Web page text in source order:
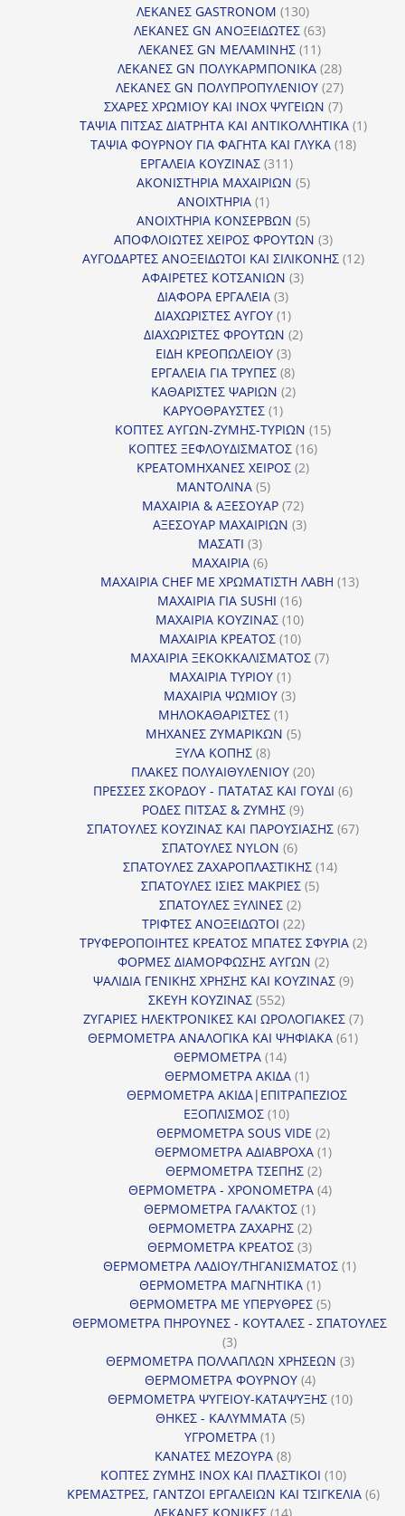
ΛΕΚΑΝΕΣ GASTRONOM 130130
προϊόντα
ΛΕΚΑΝΕΣ GN ΑΝΟΞΕΙΔΩΤΕΣ 6363
ΛΕΚΑΝΕΣ GN ΜΕΛΑΜΙΝΗΣ 1111
προϊόντα
ΛΕΚΑΝΕΣ GN ΠΟΛΥΚΑΡΜΠΟΝΙΚΑ 2828
προϊόντα
ΛΕΚΑΝΕΣ GN ΠΟΛΥΠΡΟΠΥΛΕΝΙΟΥ 2727
προϊόντα
ΣΧΑΡΕΣ ΧΡΩΜΙΟΥ ΚΑΙ INOX ΨΥΓΕΙΩΝ 77
προϊόντα
ΤΑΨΙΑ ΠΙΤΣΑΣ ΔΙΑΤΡΗΤΑ ΚΑΙ ΑΝΤΙΚΟΛΛΗΤΙΚΑ 11
ΤΑΨΙΑ ΦΟΥΡΝΟΥ ΓΙΑ ΦΑΓΗΤΑ ΚΑΙ ΓΛΥΚΑ 1818
ΕΡΓΑΛΕΙΑ ΚΟΥΖΙΝΑΣ 311311
προϊόντα
ΑΚΟΝΙΣΤΗΡΙΑ ΜΑΧΑΙΡΙΩΝ 55
ΑΝΟΙΧΤΗΡΙΑ 11
προϊόν
ΑΝΟΙΧΤΗΡΙΑ ΚΟΝΣΕΡΒΩΝ 55
προϊόντα
ΑΠΟΦΛΟΙΩΤΕΣ ΧΕΙΡΟΣ ΦΡΟΥΤΩΝ 33
προϊόντα
ΑΥΓΟΔΑΡΤΕΣ ΑΝΟΞΕΙΔΩΤΟΙ ΚΑΙ ΣΙΛΙΚΟΝΗΣ 1212
ΑΦΑΙΡΕΤΕΣ ΚΟΤΣΑΝΙΩΝ 33
ΔΙΑΦΟΡΑ ΕΡΓΑΛΕΙΑ 33
προϊόντα
ΔΙΑΧΩΡΙΣΤΕΣ ΑΥΓΟΥ 11
προϊόν
ΔΙΑΧΩΡΙΣΤΕΣ ΦΡΟΥΤΩΝ 22
ΕΙΔΗ ΚΡΕΟΠΩΛΕΙΟΥ 33
προϊόντα
ΕΡΓΑΛΕΙΑ ΓΙΑ ΤΡΥΠΕΣ 88
προϊόντα
ΚΑΘΑΡΙΣΤΕΣ ΨΑΡΙΩΝ 22
ΚΑΡΥΟΘΡΑΥΣΤΕΣ 11
προϊόν
ΚΟΠΤΕΣ ΑΥΓΩΝ-ΖΥΜΗΣ-ΤΥΡΙΩΝ 1515
ΚΟΠΤΕΣ ΞΕΦΛΟΥΔΙΣΜΑΤΟΣ 1616
ΚΡΕΑΤΟΜΗΧΑΝΕΣ ΧΕΙΡΟΣ 22
ΜΑΝΤΟΛΙΝΑ 55
προϊόντα
ΜΑΧΑΙΡΙΑ & ΑΞΕΣΟΥΑΡ 7272
προϊόντα
ΑΞΕΣΟΥΑΡ ΜΑΧΑΙΡΙΩΝ 33
ΜΑΣΑΤΙ 33
προϊόντα
ΜΑΧΑΙΡΙΑ 66
προϊόντα
ΜΑΧΑΙΡΙΑ CHEF ΜΕ ΧΡΩΜΑΤΙΣΤΗ ΛΑΒΗ 1313
ΜΑΧΑΙΡΙΑ ΓΙΑ SUSHI 1616
προϊόντα
ΜΑΧΑΙΡΙΑ ΚΟΥΖΙΝΑΣ 1010
προϊόντα
ΜΑΧΑΙΡΙΑ ΚΡΕΑΤΟΣ 1010
προϊόντα
ΜΑΧΑΙΡΙΑ ΞΕΚΟΚΚΑΛΙΣΜΑΤΟΣ 77
ΜΑΧΑΙΡΙΑ ΤΥΡΙΟΥ 11
προϊόν
ΜΑΧΑΙΡΙΑ ΨΩΜΙΟΥ 33
ΜΗΛΟΚΑΘΑΡΙΣΤΕΣ 11
προϊόν
ΜΗΧΑΝΕΣ ΖΥΜΑΡΙΚΩΝ 55
ΞΥΛΑ ΚΟΠΗΣ 88
προϊόντα
ΠΛΑΚΕΣ ΠΟΛΥΑΙΘΥΛΕΝΙΟΥ 2020
προϊόντα
ΠΡΕΣΣΕΣ ΣΚΟΡΔΟΥ - ΠΑΤΑΤΑΣ ΚΑΙ ΓΟΥΔΙ 66
ΡΟΔΕΣ ΠΙΤΣΑΣ & ΖΥΜΗΣ 99
προϊόντα
ΣΠΑΤΟΥΛΕΣ ΚΟΥΖΙΝΑΣ ΚΑΙ ΠΑΡΟΥΣΙΑΣΗΣ 6767
ΣΠΑΤΟΥΛΕΣ NYLON 66
προϊόντα
ΣΠΑΤΟΥΛΕΣ ΖΑΧΑΡΟΠΛΑΣΤΙΚΗΣ 1414
ΣΠΑΤΟΥΛΕΣ ΙΣΙΕΣ ΜΑΚΡΙΕΣ 55
ΣΠΑΤΟΥΛΕΣ ΞΥΛΙΝΕΣ 22
προϊόντα
ΤΡΙΦΤΕΣ ΑΝΟΞΕΙΔΩΤΟΙ 2222
προϊόντα
ΤΡΥΦΕΡΟΠΟΙΗΤΕΣ ΚΡΕΑΤΟΣ ΜΠΑΤΕΣ ΣΦΥΡΙΑ 22
ΦΟΡΜΕΣ ΔΙΑΜΟΡΦΩΣΗΣ ΑΥΓΩΝ 22
προϊόντα
ΨΑΛΙΔΙΑ ΓΕΝΙΚΗΣ ΧΡΗΣΗΣ ΚΑΙ ΚΟΥΖΙΝΑΣ 99
ΣΚΕΥΗ ΚΟΥΖΙΝΑΣ 552552
προϊόντα
ΖΥΓΑΡΙΕΣ ΗΛΕΚΤΡΟΝΙΚΕΣ ΚΑΙ ΩΡΟΛΟΓΙΑΚΕΣ 77
ΘΕΡΜΟΜΕΤΡΑ ΑΝΑΛΟΓΙΚΑ ΚΑΙ ΨΗΦΙΑΚΑ 6161
ΘΕΡΜΟΜΕΤΡΑ 1414
προϊόντα
ΘΕΡΜΟΜΕΤΡΑ ΑΚΙΔΑ 11
προϊόν
ΘΕΡΜΟΜΕΤΡΑ ΑΚΙΔΑ|ΕΠΙΤΡΑΠΕΖΙΟΣ
ΕΞΟΠΛΙΣΜΟΣ 1010
προϊόντα
ΘΕΡΜΟΜΕΤΡΑ SOUS VIDE 22
προϊόντα
ΘΕΡΜΟΜΕΤΡΑ ΑΔΙΑΒΡΟΧΑ 11
ΘΕΡΜΟΜΕΤΡΑ ΤΣΕΠΗΣ 22
προϊόντα
ΘΕΡΜΟΜΕΤΡΑ - ΧΡΟΝΟΜΕΤΡΑ 44
ΘΕΡΜΟΜΕΤΡΑ ΓΑΛΑΚΤΟΣ 11
προϊόν
ΘΕΡΜΟΜΕΤΡΑ ΖΑΧΑΡΗΣ 22
προϊόντα
ΘΕΡΜΟΜΕΤΡΑ ΚΡΕΑΤΟΣ 33
προϊόντα
ΘΕΡΜΟΜΕΤΡΑ ΛΑΔΙΟΥ/ΤΗΓΑΝΙΣΜΑΤΟΣ 11
ΘΕΡΜΟΜΕΤΡΑ ΜΑΓΝΗΤΙΚΑ 11
προϊόν
ΘΕΡΜΟΜΕΤΡΑ ΜΕ ΥΠΕΡΥΘΡΕΣ 55
προϊόντα
ΘΕΡΜΟΜΕΤΡΑ ΠΗΡΟΥΝΕΣ - ΚΟΥΤΑΛΕΣ - ΣΠΑΤΟΥΛΕΣ
33
προϊόντα
ΘΕΡΜΟΜΕΤΡΑ ΠΟΛΛΑΠΛΩΝ ΧΡΗΣΕΩΝ 33
ΘΕΡΜΟΜΕΤΡΑ ΦΟΥΡΝΟΥ 44
προϊόντα
ΘΕΡΜΟΜΕΤΡΑ ΨΥΓΕΙΟΥ-ΚΑΤΑΨΥΞΗΣ 1010
ΘΗΚΕΣ - ΚΑΛΥΜΜΑΤΑ 55
ΥΓΡΟΜΕΤΡΑ 11
προϊόν
ΚΑΝΑΤΕΣ ΜΕΖΟΥΡΑ 88
προϊόντα
ΚΟΠΤΕΣ ΖΥΜΗΣ INOX ΚΑΙ ΠΛΑΣΤΙΚΟΙ 1010
προϊόντα
ΚΡΕΜΑΣΤΡΕΣ, ΓΑΝΤΖΟΙ ΕΡΓΑΛΕΙΩΝ ΚΑΙ ΤΣΙΓΚΕΛΙΑ 66
ΛΕΚΑΝΕΣ ΚΩΝΙΚΕΣ 1414